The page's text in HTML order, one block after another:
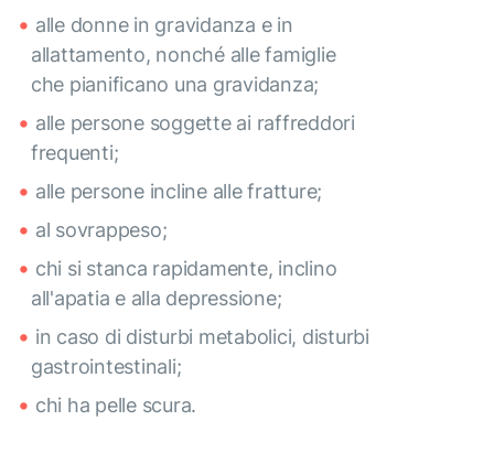
alle donne in gravidanza e in
allattamento, nonché alle famiglie
che pianificano una gravidanza;
alle persone soggette ai raffreddori
frequenti;
alle persone incline alle fratture;
al sovrappeso;
chi si stanca rapidamente, inclino
all'apatia e alla depressione;
in caso di disturbi metabolici, disturbi
gastrointestinali;
chi ha pelle scura.